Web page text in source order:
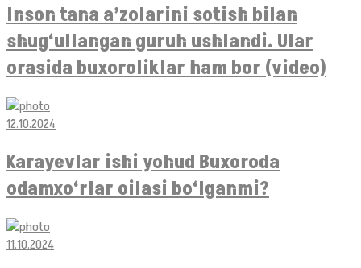
Inson tana a’zolarini sotish bilan
shug‘ullangan guruh ushlandi. Ular
orasida buxoroliklar ham bor (video)
12.10.2024
Karayevlar ishi yohud Buxoroda
odamxo‘rlar oilasi bo‘lganmi?
11.10.2024